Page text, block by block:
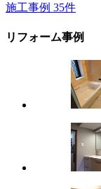
施工事例 35件
リフォーム事例